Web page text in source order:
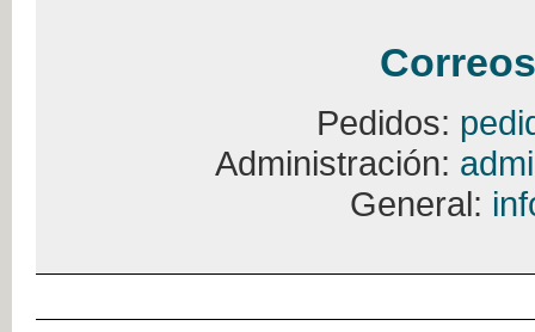
Pedidos:
Administración:
General: